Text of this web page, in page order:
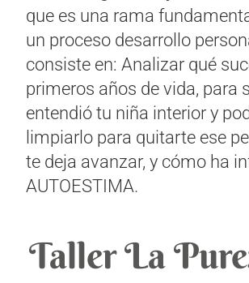
que es una rama
un proceso desarrollo
consiste en: Analizar qué
primeros años de vida, para
entendió tu niña interior y
limpiarlo para quitarte ese
te deja avanzar, y cómo ha
AUTOESTIMA.
Taller La